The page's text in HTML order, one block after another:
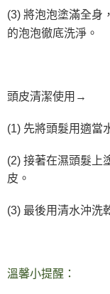
付款後門市自取
免運費
(3) 將泡泡塗滿全身
的泡泡徹底洗淨。
頭皮清潔使用→
(1) 先將頭髮用適當
(2) 接著在濕頭髮上
皮。
(3) 最後用清水沖洗
溫馨小提醒：